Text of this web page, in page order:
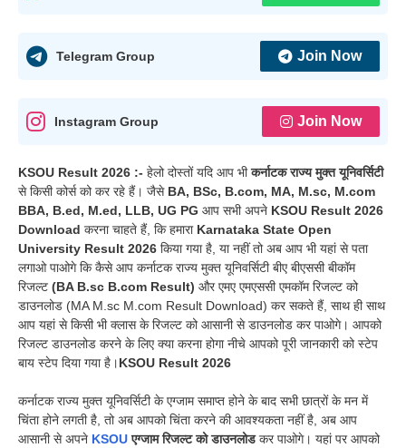
Telegram Group Join Now
Instagram Group Join Now
KSOU Result 2026 :- हेलो दोस्तों यदि आप भीकर्नाटक राज्य मुक्त यूनिवर्सिटी
से किसी कोर्स को कर रहे हैं। जैसे BA, BSc, B.com, MA, M.sc, M.com
BBA, B.ed, M.ed, LLB, UG PG आप सभी अपने KSOU Result 2026
Download करना चाहते हैं, कि हमारा Karnataka State Open
University Result 2026 किया गया है, या नहीं तो अब आप भी यहां से पता
लगाओ पाओगे कि कैसे आप कर्नाटक राज्य मुक्त यूनिवर्सिटी बीए बीएससी बीकॉम
रिजल्ट (BA B.sc B.com Result) और एमए एमएससी एमकॉम रिजल्ट को
डाउनलोड (MA M.sc M.com Result Download) कर सकते हैं, साथ ही साथ
आप यहां से किसी भी क्लास के रिजल्ट को आसानी से डाउनलोड कर पाओगे। आपको
रिजल्ट डाउनलोड करने के लिए क्या करना होगा नीचे आपको पूरी जानकारी को स्टेप
बाय स्टेप दिया गया है।KSOU Result 2026
कर्नाटक राज्य मुक्त यूनिवर्सिटी के एग्जाम समाप्त होने के बाद सभी छात्रों के मन में
चिंता होने लगती है, तो अब आपको चिंता करने की आवश्यकता नहीं है, अब आप
आसानी से अपने KSOUएग्जाम रिजल्ट को डाउनलोडकर पाओगे। यहां पर आपको